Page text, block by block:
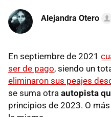
Alejandra Otero
En septiembre de 2021
ser de pago, siendo un
eliminaron sus peajes
se suma otra autopista
principios de 2023. O